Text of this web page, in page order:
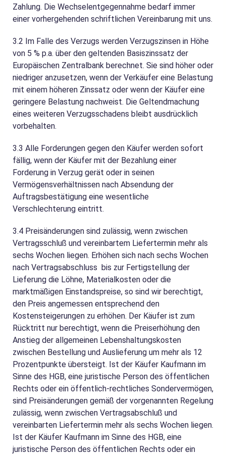
Zahlung. Die Wechselentgegennahme bedarf immer
einer vorhergehenden schriftlichen Vereinbarung mit uns.
3.2 Im Falle des Verzugs werden Verzugszinsen in Höhe
von 5 % p.a. über den geltenden Basiszinssatz der
Europäischen Zentralbank berechnet. Sie sind höher oder
niedriger anzusetzen, wenn der Verkäufer eine Belastung
mit einem höheren Zinssatz oder wenn der Käufer eine
geringere Belastung nachweist. Die Geltendmachung
eines weiteren Verzugsschadens bleibt ausdrücklich
vorbehalten.
3.3 Alle Forderungen gegen den Käufer werden sofort
fällig, wenn der Käufer mit der Bezahlung einer
Forderung in Verzug gerät oder in seinen
Vermögensverhältnissen nach Absendung der
Auftragsbestätigung eine wesentliche
Verschlechterung eintritt.
3.4 Preisänderungen sind zulässig, wenn zwischen
Vertragsschluß und vereinbartem Liefertermin mehr als
sechs Wochen liegen. Erhöhen sich nach sechs Wochen
nach Vertragsabschluss bis zur Fertigstellung der
Lieferung die Löhne, Materialkosten oder die
marktmäßigen Einstandspreise, so sind wir berechtigt,
den Preis angemessen entsprechend den
Kostensteigerungen zu erhöhen. Der Käufer ist zum
Rücktritt nur berechtigt, wenn die Preiserhöhung den
Anstieg der allgemeinen Lebenshaltungskosten
zwischen Bestellung und Auslieferung um mehr als 12
Prozentpunkte übersteigt. Ist der Käufer Kaufmann im
Sinne des HGB, eine juristische Person des öffentlichen
Rechts oder ein öffentlich-rechtliches Sondervermögen,
sind Preisänderungen gemäß der vorgenannten Regelung
zulässig, wenn zwischen Vertragsabschluß und
vereinbarten Liefertermin mehr als sechs Wochen liegen.
Ist der Käufer Kaufmann im Sinne des HGB, eine
juristische Person des öffentlichen Rechts oder ein